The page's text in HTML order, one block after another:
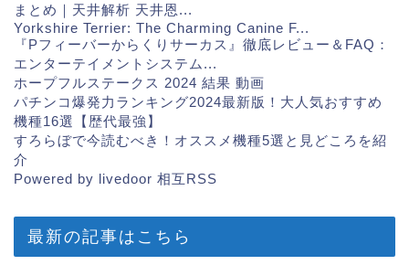
まとめ｜天井解析 天井恩...
Yorkshire Terrier: The Charming Canine F...
『Pフィーバーからくりサーカス』徹底レビュー＆FAQ：
エンターテイメントシステム...
ホープフルステークス 2024 結果 動画
パチンコ爆発力ランキング2024最新版！大人気おすすめ
機種16選【歴代最強】
すろらぼで今読むべき！オススメ機種5選と見どころを紹
介
Powered by livedoor 相互RSS
最新の記事はこちら